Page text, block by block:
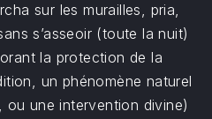
sur les murailles, pria,
s’asseoir (toute la nuit)
la protection de la
un phénomène naturel
une intervention divine)